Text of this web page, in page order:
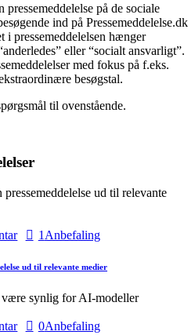
på de sociale
ind på Pressemeddelelse.dk
i pressemeddelelsen hænger
eller “socialt ansvarligt”.
med fokus på f.eks.
besøgstal.
til ovenstående.
1 Anbefaling
ud til relevante medier
0Anbefaling